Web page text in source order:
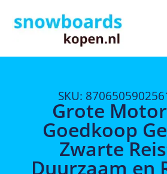
SKU:
Grote
Goedkoop
Zwarte
Duurzaam en